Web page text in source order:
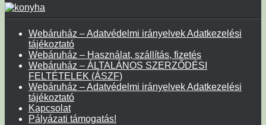
Webáruház – Adatvédelmi irányelvek Adatkezelési
tájékoztató
Webáruház – Használat, szállítás, fizetés
Webáruház – ÁLTALÁNOS SZERZŐDÉSI
FELTÉTELEK (ÁSZF)
Webáruház – Adatvédelmi irányelvek Adatkezelési
tájékoztató
Kapcsolat
Pályázati támogatás!